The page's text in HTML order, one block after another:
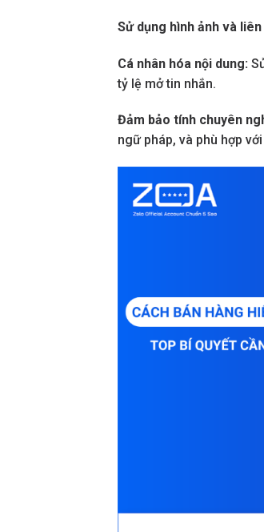
Sử dụng hình ảnh và
Cá nhân hóa nội dung:
tỷ lệ mở tin nhắn.
Đảm bảo tính chuyên
ngữ pháp, và phù hợp